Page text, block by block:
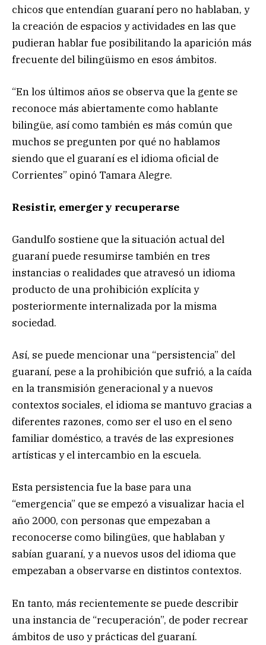
chicos que entendían guaraní pero no hablaban, y
la creación de espacios y actividades en las que
pudieran hablar fue posibilitando la aparición más
frecuente del bilingüismo en esos ámbitos.
“En los últimos años se observa que la gente se
reconoce más abiertamente como hablante
bilingüe, así como también es más común que
muchos se pregunten por qué no hablamos
siendo que el guaraní es el idioma oficial de
Corrientes” opinó Tamara Alegre.
Resistir, emerger y recuperarse
Gandulfo sostiene que la situación actual del
guaraní puede resumirse también en tres
instancias o realidades que atravesó un idioma
producto de una prohibición explícita y
posteriormente internalizada por la misma
sociedad.
Así, se puede mencionar una “persistencia” del
guaraní, pese a la prohibición que sufrió, a la caída
en la transmisión generacional y a nuevos
contextos sociales, el idioma se mantuvo gracias a
diferentes razones, como ser el uso en el seno
familiar doméstico, a través de las expresiones
artísticas y el intercambio en la escuela.
Esta persistencia fue la base para una
“emergencia” que se empezó a visualizar hacia el
año 2000, con personas que empezaban a
reconocerse como bilingües, que hablaban y
sabían guaraní, y a nuevos usos del idioma que
empezaban a observarse en distintos contextos.
En tanto, más recientemente se puede describir
una instancia de “recuperación”, de poder recrear
ámbitos de uso y prácticas del guaraní.